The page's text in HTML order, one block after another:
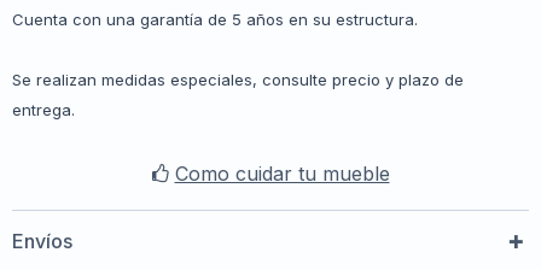
Cuenta con una garantía de 5 años en su estructura.
Se realizan medidas especiales, consulte precio y plazo de
entrega.
Como cuidar tu mueble
Envíos